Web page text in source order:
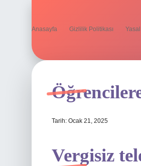
Anasayfa Gizlilik Politikası Yasal
Tarih: Ocak 21, 2025
Vergisiz